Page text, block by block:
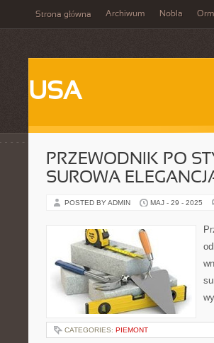
Strona główna Archiwum Nobla
USA
PRZEWODNIK PO
SUROWA
POSTED BY ADMIN MAJ - 29 - 2025
CATEGORIES: PIEMONT